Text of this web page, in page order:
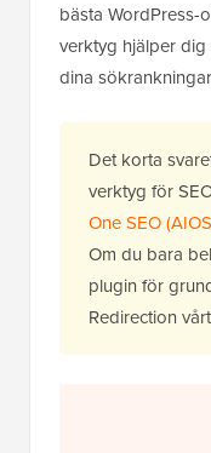
bästa WordPress-
verktyg hjälper
dina
Det korta
verktyg för
One SEO
Om du bara
plugin för
Redirection